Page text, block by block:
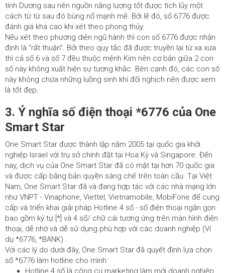
tính Dương sau nên nguồn năng lượng tốt được tích lũy một
cách từ từ sau đó bùng nổ mạnh mẽ. Bởi lẽ đó, số 6776 được
đánh giá khá cao khi xét theo phong thủy.
Nếu xét theo phương diện ngũ hành thì con số 6776 được nhận
định là “rất thuận”. Bởi theo quy tắc đã được truyền lại từ xa xưa
thì cả số 6 và số 7 đều thuộc mệnh Kim nên cơ bản giữa 2 con
số này không xuất hiện sự tương khắc. Bên cạnh đó, các con số
này không chứa những luồng sinh khí đối nghịch nên được xem
là tốt đẹp.
3. Ý nghĩa số điện thoại *6776 của One
Smart Star
One Smart Star được thành lập năm 2005 tại quốc gia khởi
nghiệp Israel với trụ sở chính đặt tại Hoa Kỳ và Singapore. Đến
nay, dịch vụ của One Smart Star đã có mặt tại hơn 70 quốc gia
và được cấp bằng bản quyền sáng chế trên toàn cầu. Tại Việt
Nam, One Smart Star đã và đang hợp tác với các nhà mạng lớn
như VNPT - Vinaphone, Viettel, Vietnamobile, MobiFone để cung
cấp và triển khai giải pháp Hotline 4 số - số điện thoại ngắn gọn
bao gồm ký tự [*] và 4 số/ chữ cái tương ứng trên màn hình điện
thoại, dễ nhớ và dễ sử dụng phù hợp với các doanh nghiệp (Ví
dụ *6776, *BANK)
Với các lý do dưới đây, One Smart Star đã quyết định lựa chọn
số *6776 làm hotline cho mình:
Hotline 4 số là công cụ marketing làm mới doanh nghiệp.